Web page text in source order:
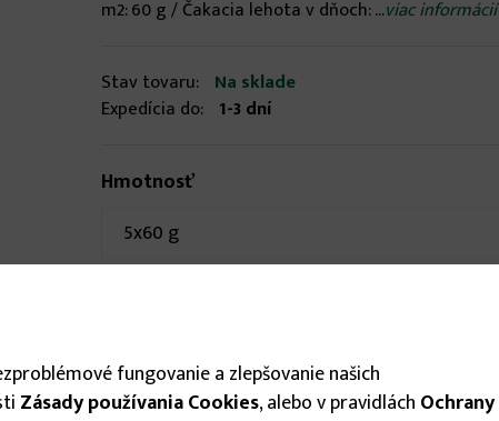
m2: 60 g / Čakacia lehota v dňoch: ...viac informácií
Stav tovaru: Na sklade
Expedícia do: 1-3 dní
Hmotnosť
5x60 g
fungovanie a zlepšovanie našich
Zásady používania Cookies, alebo v pravidlách Ochrany